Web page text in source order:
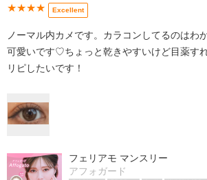
★★★★ Excellent
ノーマル内カメです。カラコンしてるのはわ
可愛いです♡ちょっと乾きやすいけど目薬すれ
リピしたいです！
フェリアモ マンスリー
アフォガード